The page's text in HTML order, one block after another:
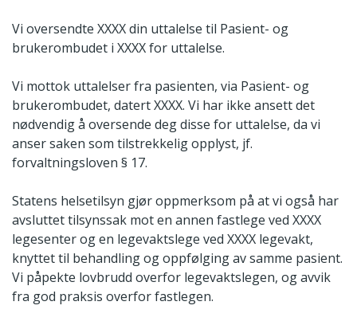
Vi oversendte XXXX din uttalelse til Pasient- og
brukerombudet i XXXX for uttalelse.
Vi mottok uttalelser fra pasienten, via Pasient- og
brukerombudet, datert XXXX. Vi har ikke ansett det
nødvendig å oversende deg disse for uttalelse, da vi
anser saken som tilstrekkelig opplyst, jf.
forvaltningsloven § 17.
Statens helsetilsyn gjør oppmerksom på at vi også har
avsluttet tilsynssak mot en annen fastlege ved XXXX
legesenter og en legevaktslege ved XXXX legevakt,
knyttet til behandling og oppfølging av samme pasient.
Vi påpekte lovbrudd overfor legevaktslegen, og avvik
fra god praksis overfor fastlegen.